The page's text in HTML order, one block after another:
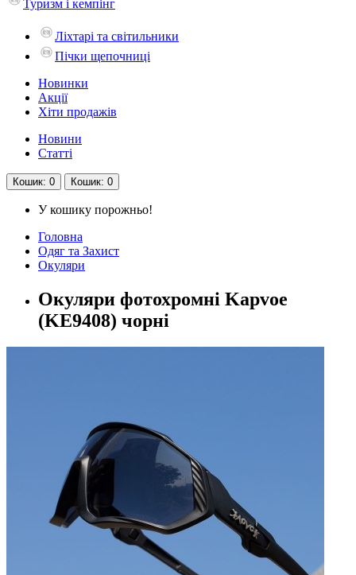
Туризм і кемпінг
Ліхтарі та світильники
Пічки щепочниці
Новинки
Акції
Хіти продажів
Новини
Статті
Кошик: 0 Кошик: 0
У кошику порожньо!
Головна
Одяг та Захист
Окуляри
Окуляри фотохромні Kapvoe
(KE9408) чорні